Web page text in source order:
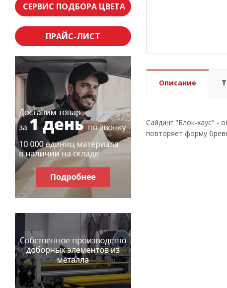
Описание
Сайдинг "Блок-хаус" -
повторяет форму
СЕРВИС ПОДБОРА ЦВЕТА
ПРАЙС-ЛИСТ